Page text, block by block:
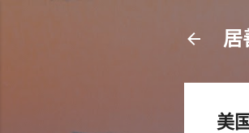
居
美